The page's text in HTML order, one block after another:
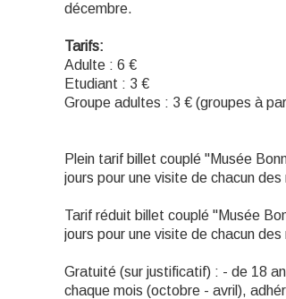
décembre.
Tarifs:
Adulte : 6 €
Etudiant : 3 €
Groupe adultes : 3 € (groupes à
Plein tarif billet couplé "Musée
jours pour une visite de chacun
Tarif réduit billet couplé "Musée
jours pour une visite de chacun
Gratuité (sur justificatif) : - de 18
chaque mois (octobre - avril),